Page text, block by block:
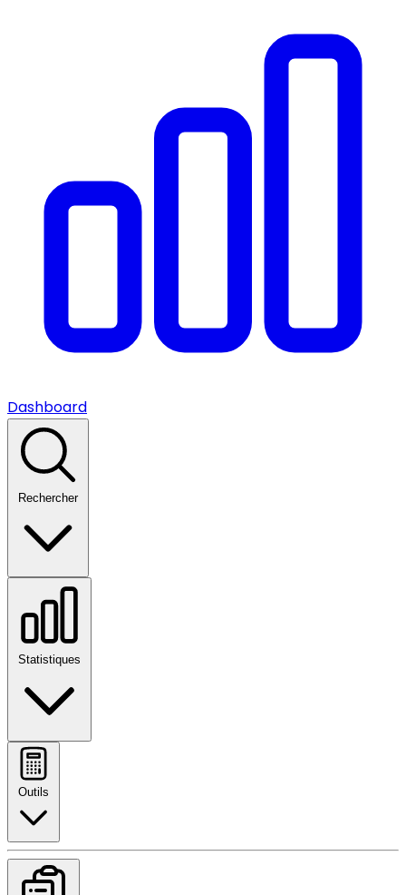
Dashboard
Rechercher
Statistiques
Outils